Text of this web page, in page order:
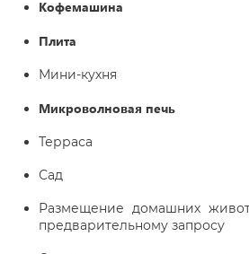
Кофемашина
Плита
Мини-кухня
Микроволновая печь
Терраса
Сад
Размещение домашних
предварительному запросу